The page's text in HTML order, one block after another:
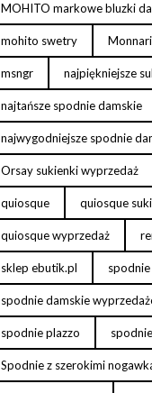
MOHITO markowe bluzki
mohito swetry
msngr najpiękniejsze
najtańsze spodnie damskie
najwygodniejsze spodnie
Orsay sukienki wyprzedaż
quiosque quiosque
quiosque wyprzedaż
sklep ebutik.pl spodnie
spodnie damskie
spodnie plazzo
Spodnie z szerokimi